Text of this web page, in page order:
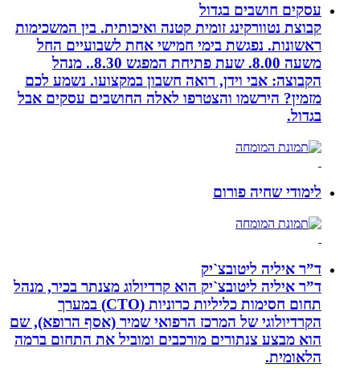
עסקים חושבים בגדול
קבוצת נטוורקינג זומית קטנה ואיכותית. בין המשכימות
ראשונות. נפגשת בימי חמישי אחת לשבועיים החל
משעה 8.00. שעת פתיחת המפגש 8.30.. מנהל
הקבוצה: אבי וידן, רואה חשבון במקצועו. נשמע לכם
מזמין? הירשמו והצטרפו לאלה החושבים עסקים אבל
בגדול.
לימודי שחיה פורום
ד”ר איליה ליטובצ`יק
ד”ר איליה ליטובצ`יק הוא קרדיולוג מצנתר בכיר, מנהל
תחום חסימות כליליות כרוניות (CTO) במערך
הקרדיולוגי של המרכז הרפואי שמיר (אסף הרופא), שם
הוא מבצע צנתורים מורכבים ומוביל את התחום ברמה
הלאומית.